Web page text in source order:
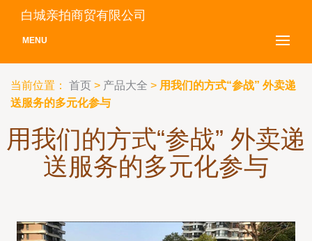
白城亲拍商贸有限公司
MENU
当前位置： 首页 > 产品大全 > 用我们的方式“参战” 外卖递
送服务的多元化参与
用我们的方式“参战” 外卖递
送服务的多元化参与